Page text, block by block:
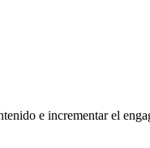
e incrementar el